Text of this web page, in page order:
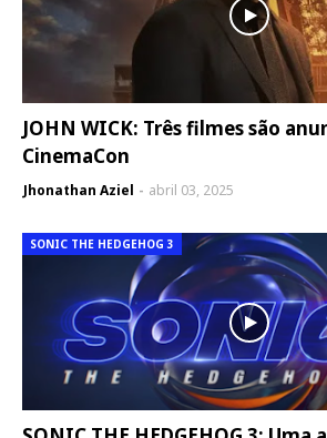
JOHN WICK: Três filmes são
CinemaCon
Jhonathan Aziel abril 03, 2025
SONIC THE HEDGEHOG 3